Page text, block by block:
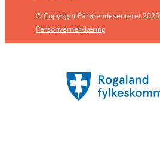
© Copyright Pårørendesenteret 2025
Personvernerklæring